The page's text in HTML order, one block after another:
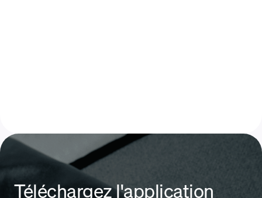
Téléchargez l'application